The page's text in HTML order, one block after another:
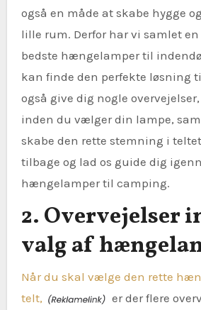
også en måde at skabe hygge
lille rum. Derfor har vi samlet en
bedste hængelamper til
kan finde den perfekte løsning
også give dig nogle
inden du vælger din lampe,
skabe den rette stemning i
tilbage og lad os guide dig
hængelamper til camping.
2. Overvejelser
valg af
Når du skal vælge den rette
telt,
er der flere